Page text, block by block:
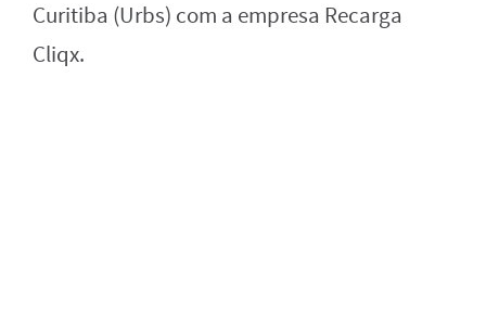
Curitiba (Urbs) com a empresa Recarga
Cliqx.